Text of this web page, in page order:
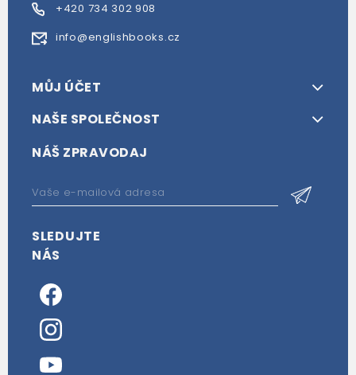
+420 734 302 908
info@englishbooks.cz
MŮJ ÚČET
NAŠE SPOLEČNOST
NÁŠ ZPRAVODAJ
SLEDUJTE
NÁS